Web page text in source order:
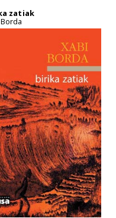
zatiak